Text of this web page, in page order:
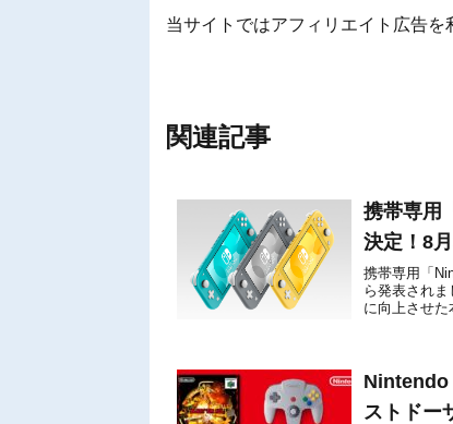
当サイトではアフィリエイト広告を
関連記事
携帯専用
決定！8
携帯専用「
ら発表され
に向上させ
Nintendo
ストドー